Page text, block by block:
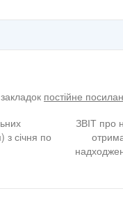
постійне
з січня по
ЗВІТ про